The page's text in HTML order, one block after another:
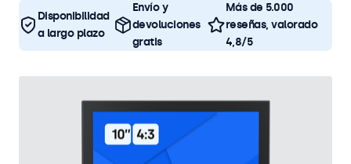
Disponibilidad
a largo plazo
Envío y
devoluciones
gratis
Más de 5.000
reseñas, valorado
4,8/5